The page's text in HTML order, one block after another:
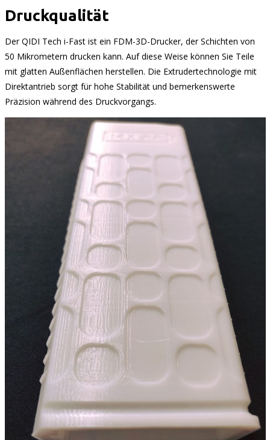
Druckqualität
Der QIDI Tech i-Fast ist ein FDM-3D-Drucker, der Schichten von
50 Mikrometern drucken kann. Auf diese Weise können Sie Teile
mit glatten Außenflächen herstellen. Die Extrudertechnologie mit
Direktantrieb sorgt für hohe Stabilität und bemerkenswerte
Präzision während des Druckvorgangs.